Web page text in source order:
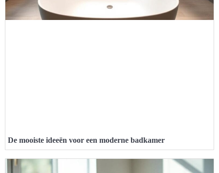
De mooiste ideeën voor een moderne badkamer